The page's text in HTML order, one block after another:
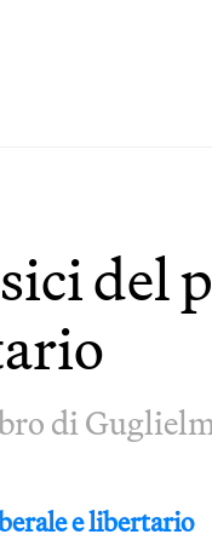
del
di
e libertario